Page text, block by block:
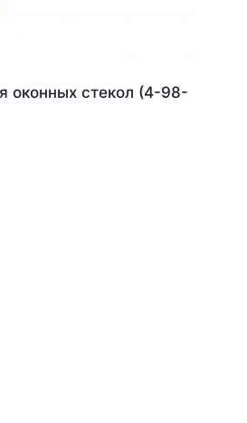
оконныx стекол (4-98-